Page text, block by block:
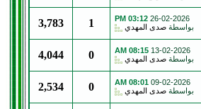
26-02-2026
03:12 PM
بواسطة صدى المهدي 1
3,783
13-02-2026
08:15 AM
بواسطة صدى المهدي 0
4,044
09-02-2026
08:01 AM
بواسطة صدى المهدي 0
2,534